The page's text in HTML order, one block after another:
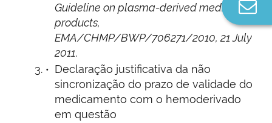
Guideline on plasma-derived medicinal
products,
EMA/CHMP/BWP/706271/2010, 21 July
2011.
Declaração justificativa da não
sincronização do prazo de validade do
medicamento com o hemoderivado
em questão